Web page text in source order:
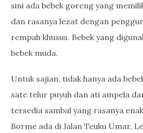
sini ada bebek goreng yang
dan rasanya lezat dengan
rempah khusus. Bebek yang
bebek muda.
Untuk sajian, tidak hanya ada
sate telur puyuh dan ati ampela
tersedia sambal yang rasanya
Borme ada di Jalan Teuku Umar,